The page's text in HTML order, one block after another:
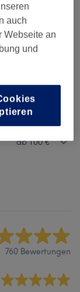
(1)
ab 55 €
ab 130 €
ab 100 €
760 Bewertungen
auch
Webseite an
und